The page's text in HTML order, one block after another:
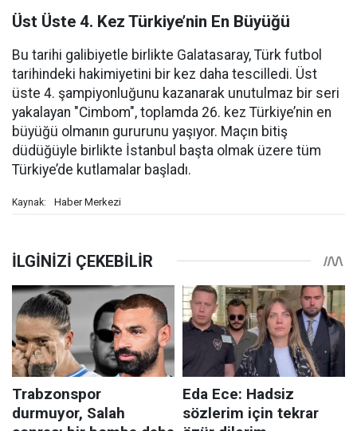
Üst Üste 4. Kez Türkiye’nin En Büyüğü
Bu tarihi galibiyetle birlikte Galatasaray, Türk futbol
tarihindeki hakimiyetini bir kez daha tescilledi. Üst
üste 4. şampiyonluğunu kazanarak unutulmaz bir seri
yakalayan "Cimbom", toplamda 26. kez Türkiye’nin en
büyüğü olmanın gururunu yaşıyor. Maçın bitiş
düdüğüyle birlikte İstanbul başta olmak üzere tüm
Türkiye’de kutlamalar başladı.
Kaynak: Haber Merkezi